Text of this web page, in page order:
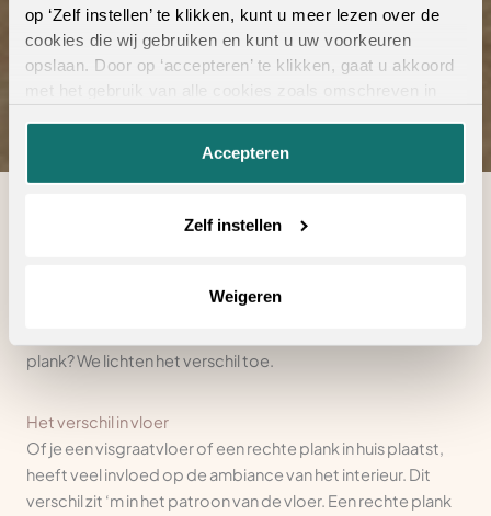
op ‘Zelf instellen’ te klikken, kunt u meer lezen over de
cookies die wij gebruiken en kunt u uw voorkeuren
opslaan. Door op ‘accepteren’ te klikken, gaat u akkoord
Accepteren
Zelf instellen
Weigeren
Bekijk de collectie
Altijd al gedroomd van een prachtige laminaatvloer in huis?
variëren in kleurgebruik, patroon en de afmetingen van de
plank? We lichten het verschil toe.
Het verschil in vloer
Of je een visgraatvloer of een rechte plank in huis plaatst,
heeft veel invloed op de ambiance van het interieur. Dit
verschil zit ‘m in het patroon van de vloer. Een rechte plank